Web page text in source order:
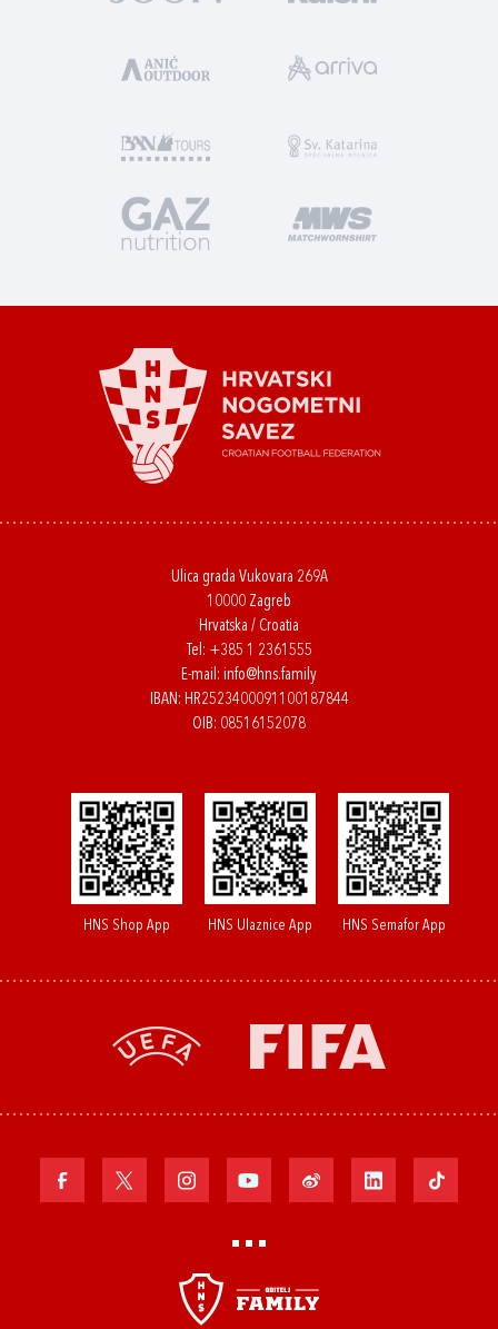
Ulica grada Vukovara 269A
10000 Zagreb
Hrvatska / Croatia
Tel: +385 1 2361555
E-mail: info@hns.family
IBAN: HR2523400091100187844
OIB: 08516152078
HNS Shop App HNS Ulaznice App HNS Semafor App